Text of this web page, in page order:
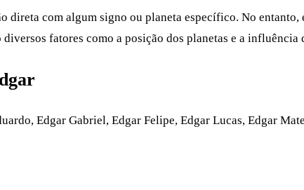
direta com algum signo ou planeta específico. No
fatores como a posição dos planetas e a influência
Edgar Gabriel, Edgar Felipe, Edgar Lucas, Edgar